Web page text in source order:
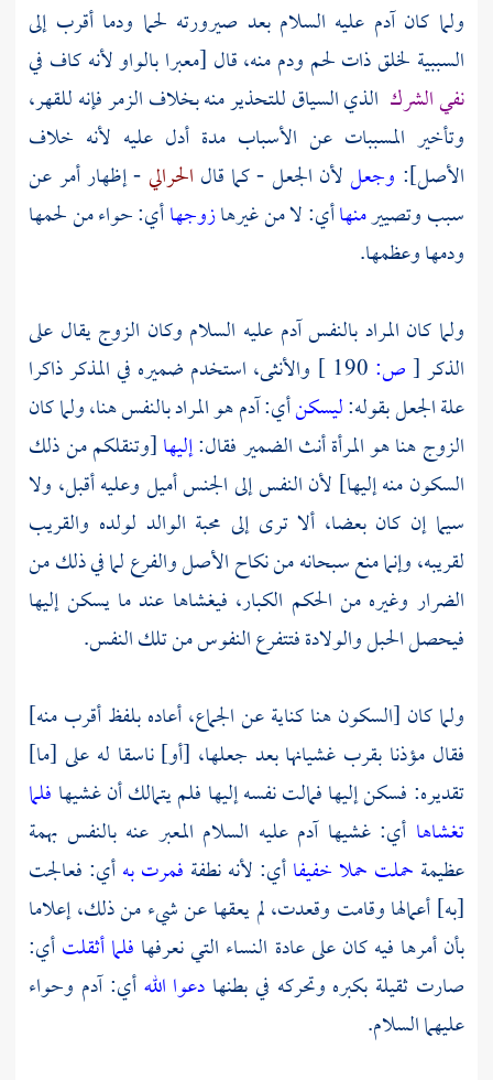
ولما كانآدم عليه السلام بعد صيرورته لحما ودما أقرب إلى
السببية لخلق ذات لحم ودم منه، قال [معبرا بالواو لأنه كاف في
نفي الشرك الذي السياق للتحذير منه بخلاف الزمر فإنه للقهر،
وتأخير المسببات عن الأسباب مدة أدل عليه لأنه خلاف
الأصل]: وجعللأن الجعل - كما قال الحرالي- إظهار أمر عن
سبب وتصييرمنهاأي: لا من غيرهازوجهاأي: حواء من لحمها
ودمها وعظمها.
ولما كان المراد بالنفسآدم عليه السلام وكان الزوج يقال على
الذكر[ص:
والأنثى، استخدم ضميره في المذكر ذاكرا
علة الجعل بقوله:ليسكنأي:آدمهو المراد بالنفس هنا، ولما كان
الزوج هنا هو المرأة أنث الضمير فقال:إليها[وتنقلكم من ذلك
السكون منه إليها] لأن النفس إلى الجنس أميل وعليه أقبل، ولا
سيما إن كان بعضا، ألا ترى إلى محبة الوالد لولده والقريب
لقريبه، وإنما منع سبحانه من نكاح الأصل والفرع لما في ذلك من
الضرار وغيره من الحكم الكبار، فيغشاها عند ما يسكن إليها
فيحصل الحبل والولادة فتتفرع النفوس من تلك النفس.
ولما كان [السكون هنا كناية عن الجماع، أعاده بلفظ أقرب منه]
فقال مؤذنا بقرب غشيانها بعد جعلها، [أو] ناسقا له على [ما]
تقديره: فسكن إليها فمالت نفسه إليها فلم يتمالك أن غشيها فلما
تغشاها أي: غشيهاآدمعليه السلام المعبر عنه بالنفس بهمة
عظيمة حملت حملا خفيفاأي: لأنه نطفة فمرت بهأي: فعالجت
[به] أعمالها وقامت وقعدت، لم يعقها عن شيء من ذلك، إعلاما
بأن أمرها فيه كان على عادة النساء التي نعرفها فلما أثقلتأي:
صارت ثقيلة بكبره وتحركه في بطنها دعوا اللهأي:آدم وحواء
عليهما السلام.